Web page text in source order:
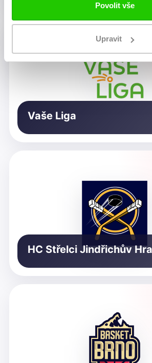
Povolit vše
Upravit
Vaše Liga
HC Střelci Jindřichův